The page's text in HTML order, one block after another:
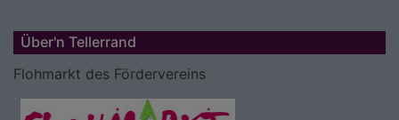
Über'n Tellerrand
Flohmarkt des Fördervereins